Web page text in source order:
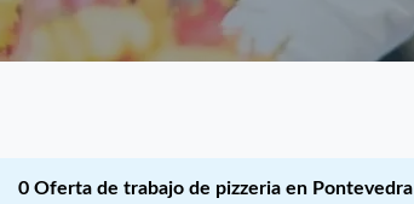
0 Oferta de trabajo de pizzeria en Pontevedra